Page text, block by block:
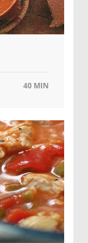
40 MIN